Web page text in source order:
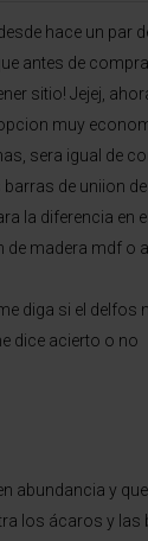
hace un
antes de
sitio! Jejej,
muy
sera igual de
de uniion
la diferencia en
madera mdf o
diga si el delfos
dice acierto o no
abundancia y
los ácaros y las